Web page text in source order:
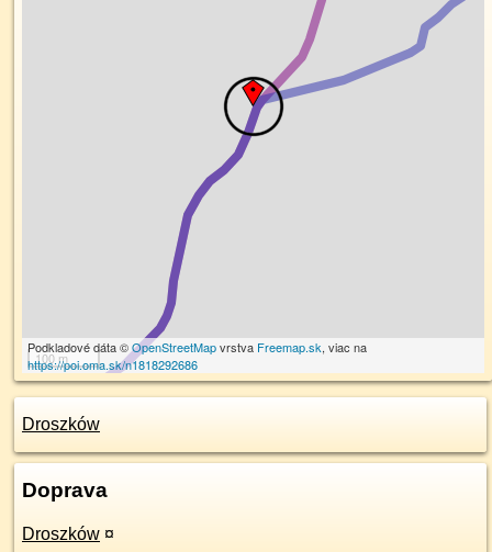
100 m
Podkladové dáta ©OpenStreetMapvrstva Freemap.sk, viac na
https://poi.oma.sk/n1818292686
Droszków
Doprava
Droszków ¤